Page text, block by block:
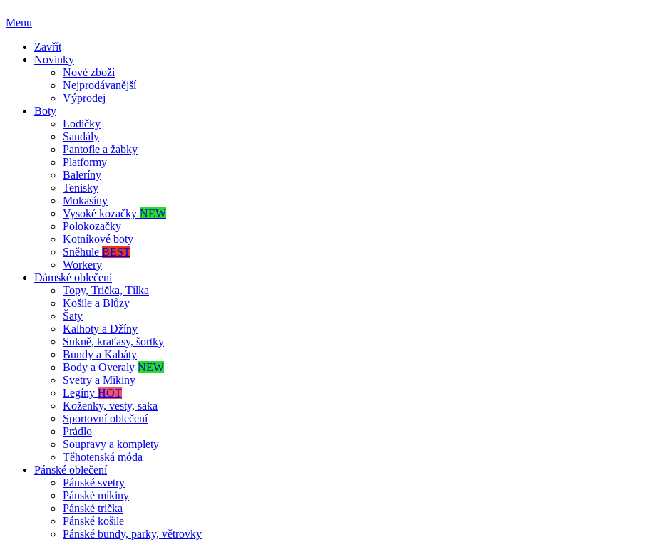
Menu
Zavřít
Novinky
Nové zboží
Nejprodávanější
Výprodej
Boty
Lodičky
Sandály
Pantofle a žabky
Platformy
Baleríny
Tenisky
Mokasíny
Vysoké kozačky NEW
Polokozačky
Kotníkové boty
Sněhule BEST
Workery
Dámské oblečení
Topy, Trička, Tílka
Košile a Blůzy
Šaty
Kalhoty a Džíny
Sukně, kraťasy, šortky
Bundy a Kabáty
Body a Overaly NEW
Svetry a Mikiny
Legíny HOT
Koženky, vesty, saka
Sportovní oblečení
Prádlo
Soupravy a komplety
Těhotenská móda
Pánské oblečení
Pánské svetry
Pánské mikiny
Pánské trička
Pánské košile
Pánské bundy, parky, větrovky